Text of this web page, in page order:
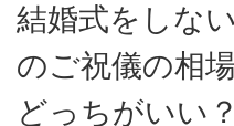
結婚式をしな
のご祝儀の相
どっちがいい？